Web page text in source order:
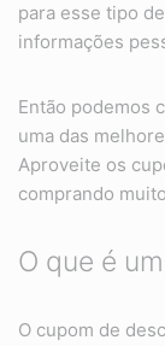
para esse tipo
informações
Então podemos
uma das
Aproveite os
comprando
O que é
O cupom de